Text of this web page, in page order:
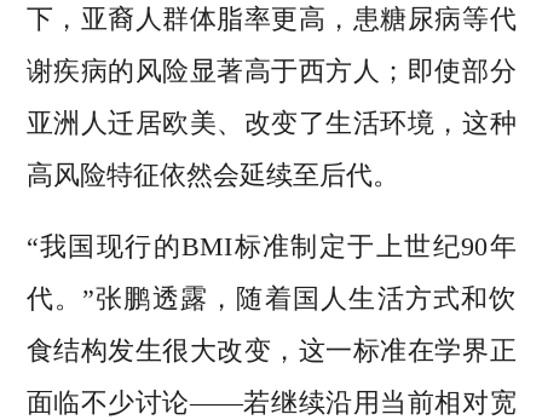
下，亚裔人群体脂率更高，患糖尿病等代
谢疾病的风险显著高于西方人；即使部分
亚洲人迁居欧美、改变了生活环境，这种
高风险特征依然会延续至后代。
“我国现行的BMI标准制定于上世纪90年
代。”张鹏透露，随着国人生活方式和饮
食结构发生很大改变，这一标准在学界正
面临不少讨论——若继续沿用当前相对宽